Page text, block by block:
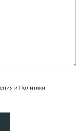
и Политики